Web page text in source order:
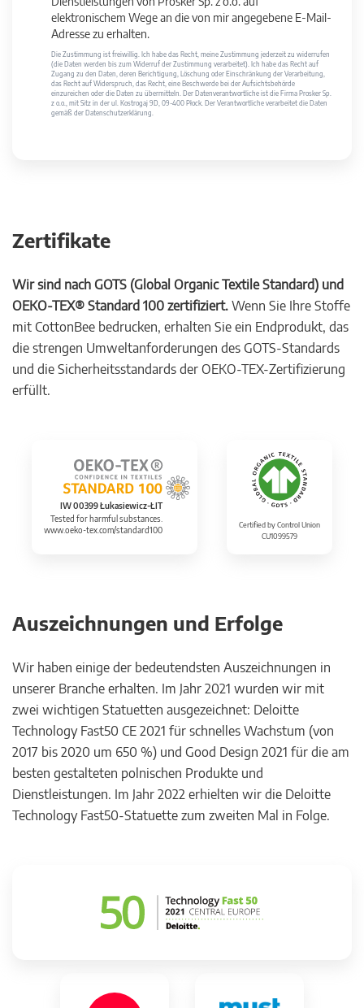
elektronischem Wege an die von mir angegebene E-Mail-
Adresse zu erhalten.
Die Zustimmung ist freiwillig. Ich habe das Recht, meine Zustimmung jederzeit zu widerrufen
(die Daten werden bis zum Widerruf der Zustimmung verarbeitet). Ich habe das Recht auf
Zugang zu den Daten, deren Berichtigung, Löschung oder Einschränkung der Verarbeitung,
das Recht auf Widerspruch, das Recht, eine Beschwerde bei der Aufsichtsbehörde
einzureichen oder die Daten zu übermitteln. Der Datenverantwortliche ist die Firma Prosker Sp.
z o.o., mit Sitz in der ul. Kostrogaj 9D, 09-400 Płock. Der Verantwortliche verarbeitet die Daten
gemäß der Datenschutzerklärung.
Zertifikate
Wir sind nach GOTS (Global Organic Textile Standard) und
OEKO-TEX® Standard 100 zertifiziert. Wenn Sie Ihre Stoffe
mit CottonBee bedrucken, erhalten Sie ein Endprodukt, das
die strengen Umweltanforderungen des GOTS-Standards
und die Sicherheitsstandards der OEKO-TEX-Zertifizierung
erfüllt.
IW 00399 Łukasiewicz-ŁIT
Tested for harmful substances.
www.oeko-tex.com/standard100
Certified by Control Union
CU1099579
Auszeichnungen und Erfolge
Wir haben einige der bedeutendsten Auszeichnungen in
unserer Branche erhalten. Im Jahr 2021 wurden wir mit
zwei wichtigen Statuetten ausgezeichnet: Deloitte
Technology Fast50 CE 2021 für schnelles Wachstum (von
2017 bis 2020 um 650 %) und Good Design 2021 für die am
besten gestalteten polnischen Produkte und
Dienstleistungen. Im Jahr 2022 erhielten wir die Deloitte
Technology Fast50-Statuette zum zweiten Mal in Folge.